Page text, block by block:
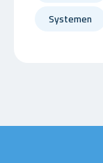
Systemen